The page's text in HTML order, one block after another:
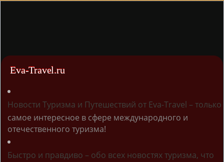
Eva-Travel.ru
Новости Туризма и Путешествий от Eva-Travel – только
самое интересное в сфере международного и
отечественного туризма!
Быстро и правдиво – обо всех новостях туризма, что